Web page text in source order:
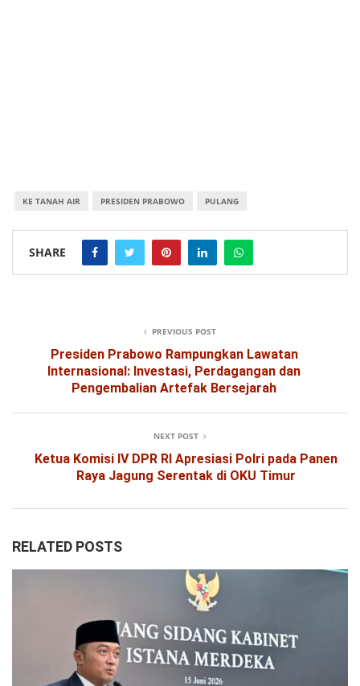
KE TANAH AIR PRESIDEN PRABOWO PULANG
SHARE
PREVIOUS POST
Presiden Prabowo Rampungkan Lawatan
Internasional: Investasi, Perdagangan dan
Pengembalian Artefak Bersejarah
NEXT POST
Ketua Komisi IV DPR RI Apresiasi Polri pada Panen
Raya Jagung Serentak di OKU Timur
RELATED POSTS